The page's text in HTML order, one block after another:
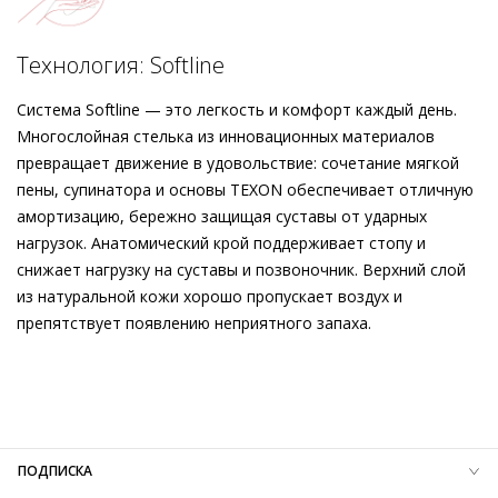
Подробнее о сервисе можно узнать на
долгие годы. Выбирая женственные лоферы, вы выбираете
элегантного и надёжного спутника повседневности.
Технология: Softline
Система Softline — это легкость и комфорт каждый день.
Многослойная стелька из инновационных материалов
превращает движение в удовольствие: сочетание мягкой
пены, супинатора и основы TEXON обеспечивает отличную
амортизацию, бережно защищая суставы от ударных
нагрузок. Анатомический крой поддерживает стопу и
снижает нагрузку на суставы и позвоночник. Верхний слой
из натуральной кожи хорошо пропускает воздух и
препятствует появлению неприятного запаха.
Материал подошвы Резиновая подошва с защитой от
скольжения
ПОДПИСКА